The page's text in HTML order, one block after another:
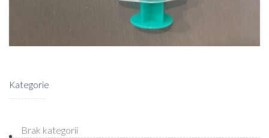
Kategorie
Brak kategorii